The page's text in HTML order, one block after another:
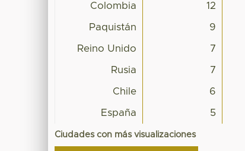
Colombia 12
Paquistán 9
Reino Unido 7
Rusia 7
Chile 6
España 5
Ciudades con más visualizaciones